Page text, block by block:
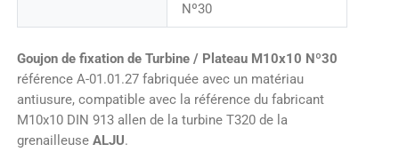
Nº30
Goujon de fixation de Turbine / Plateau M10x10 Nº30
référence A-01.01.27 fabriquée avec un matériau
antiusure, compatible avec la référence du fabricant
M10x10 DIN 913 allen de la turbine T320 de la
grenailleuse ALJU.